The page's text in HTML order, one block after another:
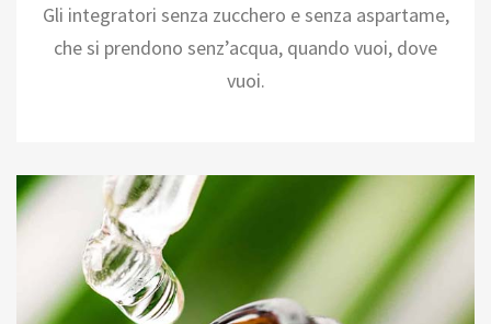
Gli integratori senza zucchero e senza aspartame,
che si prendono senz’acqua, quando vuoi, dove
vuoi.